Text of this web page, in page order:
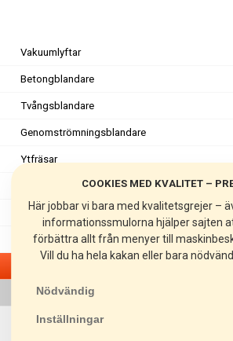
COOKIES MED KVALITET –
Här jobbar vi bara med kvalitetsgrejer –
informationssmulorna hjälper sajten
förbättra allt från menyer till
Vill du ha hela kakan eller bara
Nödvändig
Inställningar
Vakuumlyftar
Betongblandare
Tvångsblandare
Genomströmningsblandare
Ytfräsar
Fogfräsar
Golvslipar
SC20
SC25